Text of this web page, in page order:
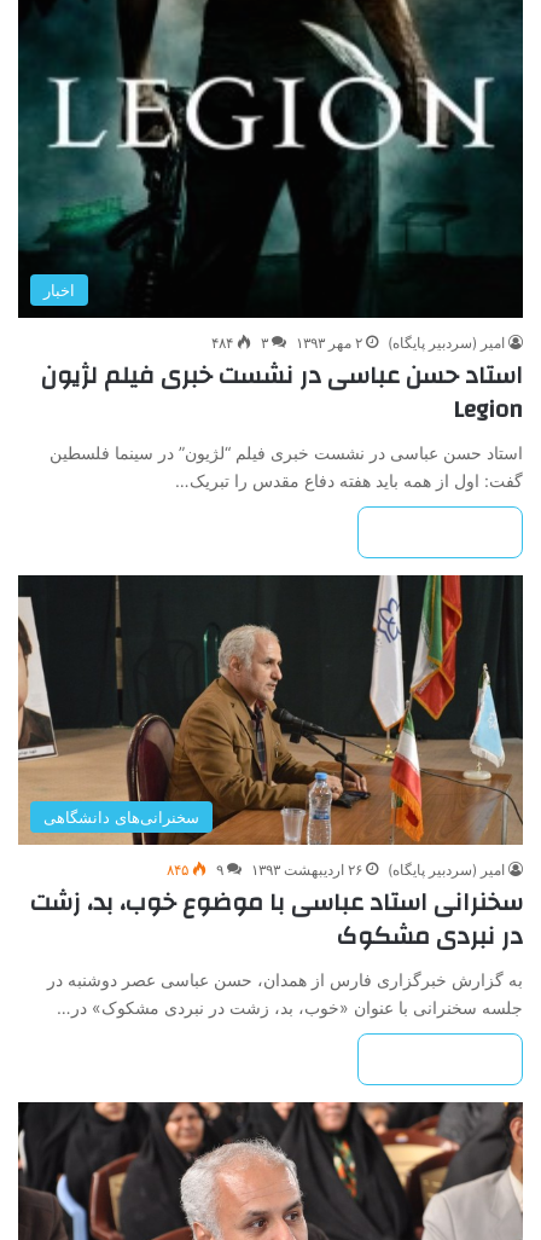
اخبار
امیر (سردبیر پایگاه) ۲ مهر ۱۳۹۳ ۳ ۴۸۴
استاد حسن عباسی در نشست خبری فیلم لژیون
Legion
استاد حسن عباسی در نشست خبری فیلم “لژیون” در سینما فلسطین
گفت: اول از همه باید هفته دفاع مقدس را تبریک…
سخنرانی‌های دانشگاهی
امیر (سردبیر پایگاه) ۲۶ اردیبهشت ۱۳۹۳ ۹ ۸۴۵
سخنرانی استاد عباسی با موضوع خوب، بد، زشت
در نبردی مشکوک
به گزارش خبرگزاری فارس از همدان، حسن عباسی عصر دوشنبه در
جلسه سخنرانی با عنوان «خوب، بد، زشت در نبردی مشکوک» در…